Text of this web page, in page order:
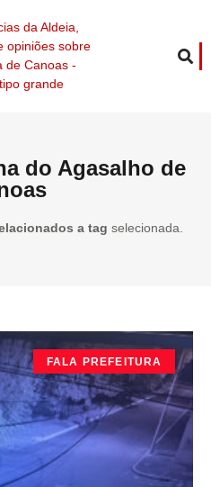
do Agasalho de
a tag selecionada.
FALA PREFEITURA